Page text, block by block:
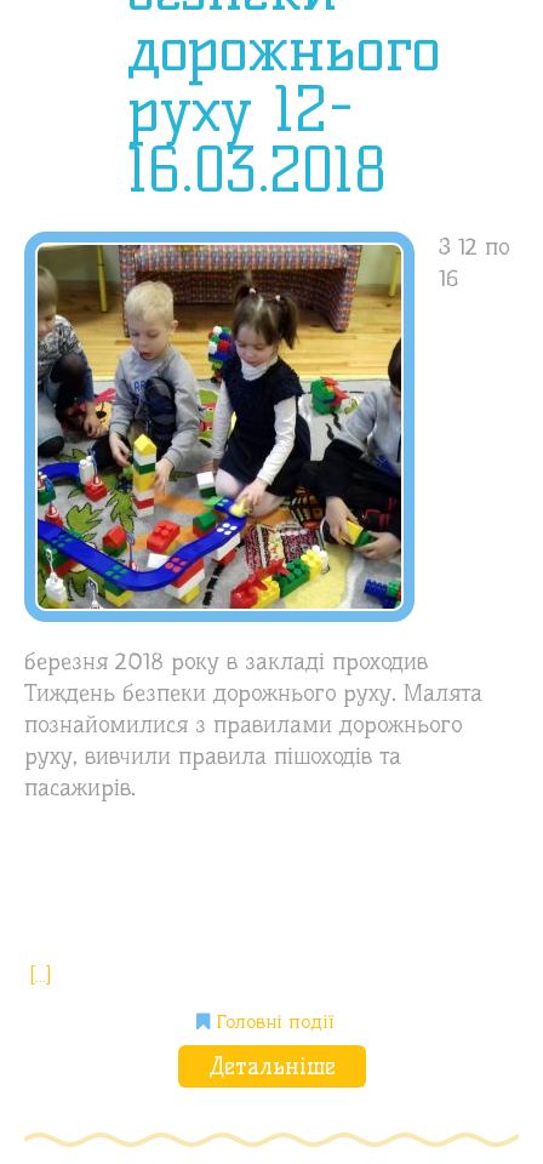
дорожнього
руху 12-
16.03.2018
З 12 по
16
березня 2018 року в закладі проходив
Тиждень безпеки дорожнього руху. Малята
познайомилися з правилами дорожнього
руху, вивчили правила пішоходів та
пасажирів.
[…]
Головні події
Детальніше